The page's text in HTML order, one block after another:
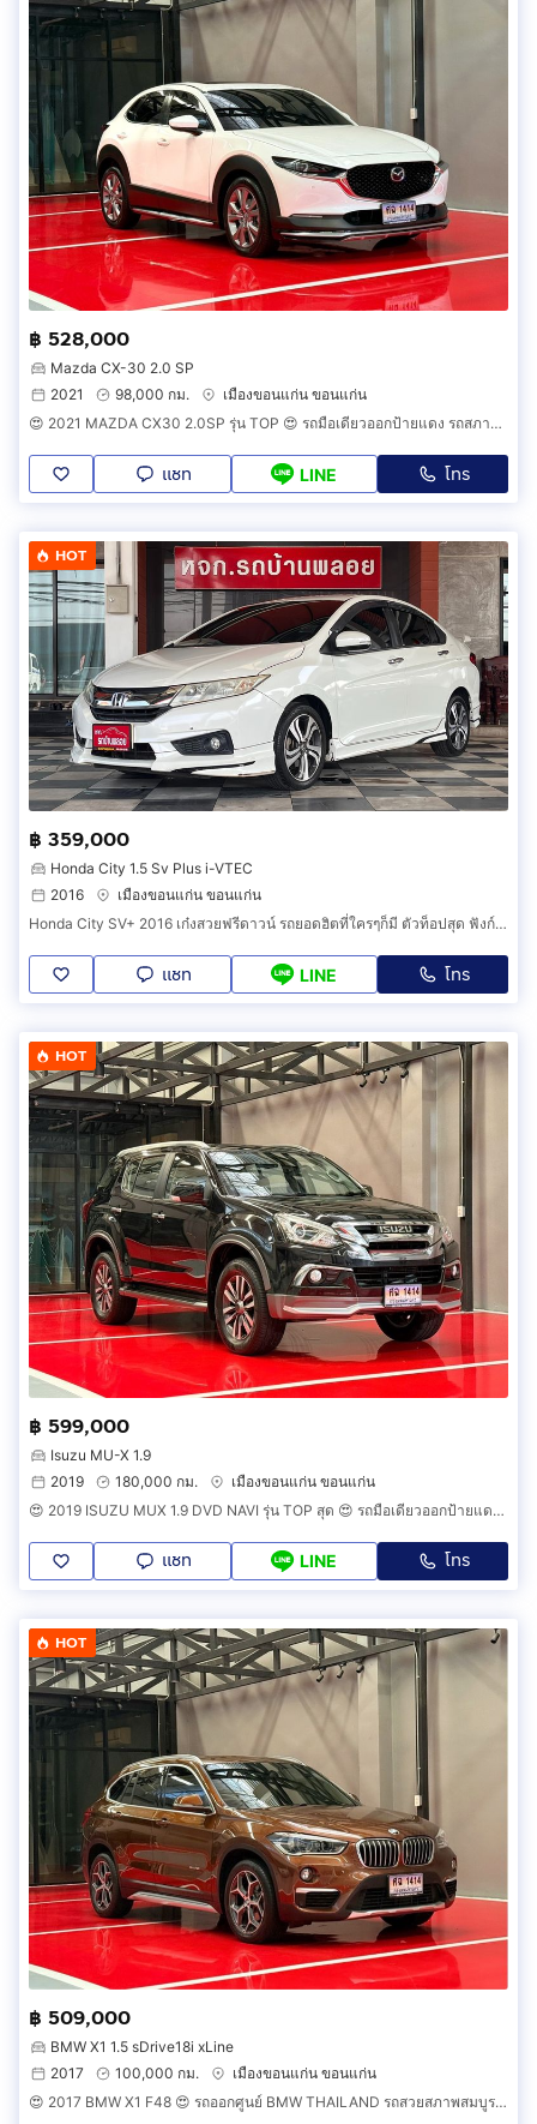
฿ 528,000
Mazda CX-30 2.0 SP
2021
98,000 กม.
เมืองขอนแก่น ขอนแก่น
😍 2021 MAZDA CX30 2.0SP รุ่น TOP 😍 รถมือเดียวออกป้ายแดง รถสภาพป้ายแดง รถวิ่งน้อย รถเข้าศูนย์ทุกระยะ ไม่เคยมีอุบัติเหตุครับ
แชท LINE โทร
HOT
฿ 359,000
Honda City 1.5 Sv Plus i-VTEC
2016
เมืองขอนแก่น ขอนแก่น
Honda City SV+ 2016 เก๋งสวยฟรีดาวน์ รถยอดฮิตที่ใครๆก็มี ตัวท็อปสุด ฟังก์ชันล้นๆ ผ่อนเบาๆสบายกระเป่า
แชท LINE โทร
HOT
฿ 599,000
Isuzu MU-X 1.9
2019
180,000 กม.
เมืองขอนแก่น ขอนแก่น
😍 2019 ISUZU MUX 1.9 DVD NAVI รุ่น TOP สุด 😍 รถมือเดียวออกป้ายแดง รถวิ่งน้อย เข้าศูนย์ทุกระยะ รถไม่เคยมีอุบัติเหตุครับ
แชท LINE โทร
HOT
฿ 509,000
BMW X1 1.5 sDrive18i xLine
2017
100,000 กม.
เมืองขอนแก่น ขอนแก่น
😍 2017 BMW X1 F48 😍 รถออกศูนย์ BMW THAILAND รถสวยสภาพสมบูรณ์พร้อมใช้งาน รถวิ่งน้อย เข้าศูนย์ทุกระยะ รถไม่เคยมีอุบัติเหตุครับ